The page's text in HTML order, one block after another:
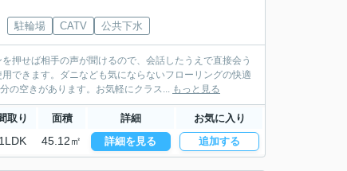
駐輪場 CATV 公共下水
押せば相手の声が聞けるので、会話したうえで直接会う
できます。ダニなども気にならないフローリングの快適
の空きがあります。お気軽にクラス... もっと見る
取り 面積 詳細 お気に入り
1LDK 45.12㎡ 詳細を見る 追加する